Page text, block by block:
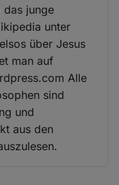
das junge
unter
über Jesus
man auf
Alle
sind
und
aus den